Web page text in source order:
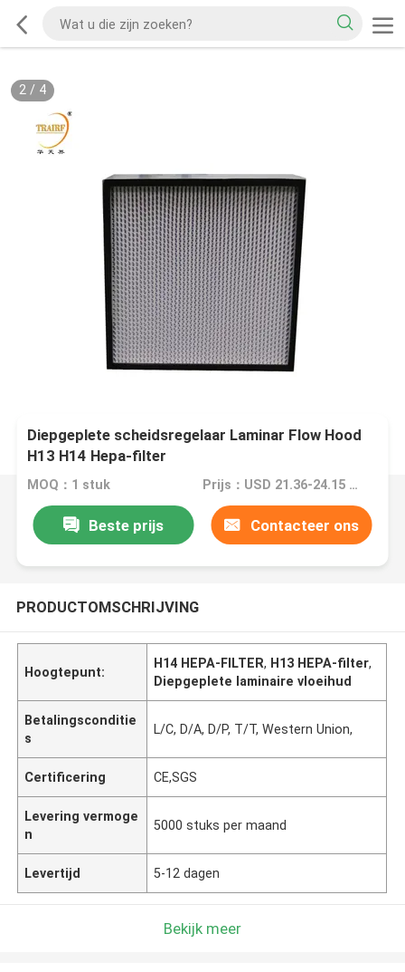
2/ 4
Diepgeplete scheidsregelaar Laminar Flow Hood
H13 H14 Hepa-filter
MOQ：1 stuk Prijs：USD 21.36-24.15 piece
Beste prijs Contacteer ons
PRODUCTOMSCHRIJVING
Hoogtepunt:
H14 HEPA-FILTER, H13 HEPA-filter,
Diepgeplete laminaire vloeihud
Betalingsconditie
s
L/C, D/A, D/P, T/T, Western Union,
Certificering CE,SGS
Levering vermoge
n
5000 stuks per maand
Levertijd 5-12 dagen
Bekijk meer